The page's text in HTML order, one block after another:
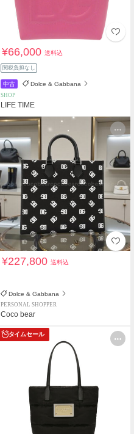
¥66,000送料込
関税負担なし
中古 Dolce & Gabbana
SHOP
LIFE TIME
¥227,800送料込
Dolce & Gabbana
PERSONAL SHOPPER
Coco bear
タイムセール